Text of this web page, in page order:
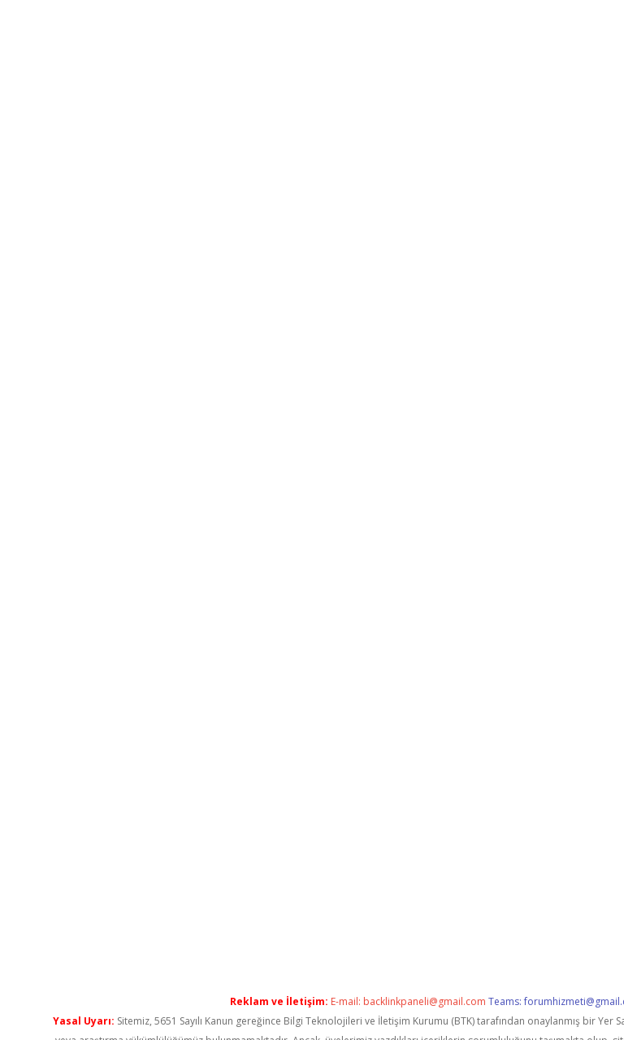
Reklam ve İletişim: E-mail: backlinkpaneli@gmail.com Teams:
Yasal Uyarı: Sitemiz, 5651 Sayılı Kanun gereğince Bilgi Teknolojileri ve İletişim Kurumu (BTK) tarafından onaylanmış bir